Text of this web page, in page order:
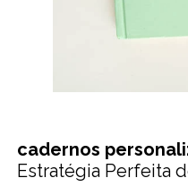
cadernos
Estratégia Perfeita